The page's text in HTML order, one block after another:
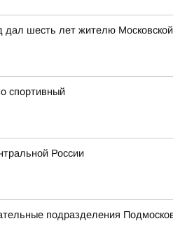
шесть лет жителю Московской
спортивный
России
подразделения